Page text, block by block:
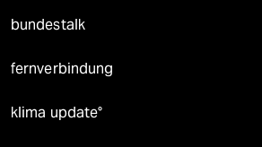
bundestalk
fernverbindung
klima update°